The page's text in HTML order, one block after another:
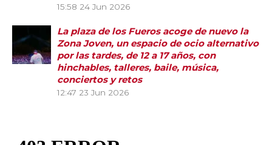
15:58 24 Jun 2026
La plaza de los Fueros acoge de nuevo la
Zona Joven, un espacio de ocio alternativo
por las tardes, de 12 a 17 años, con
hinchables, talleres, baile, música,
conciertos y retos
12:47 23 Jun 2026